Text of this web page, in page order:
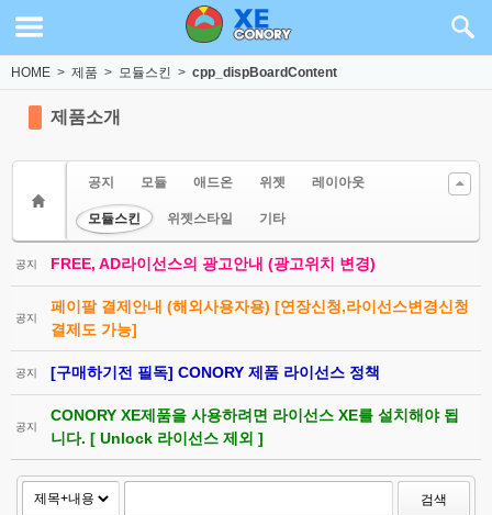
HOME > 제품 > 모듈스킨 > cpp_dispBoardContent
제품소개
공지 모듈 애드온 위젯 레이아웃
모듈스킨 위젯스타일 기타
공지 FREE, AD라이선스의 광고안내 (광고위치 변경)
공지
페이팔 결제안내 (해외사용자용) [연장신청,라이선스변경신청
결제도 가능]
공지 [구매하기전 필독] CONORY 제품 라이선스 정책
공지
CONORY XE제품을 사용하려면 라이선스 XE를 설치해야 됩
니다. [ Unlock 라이선스 제외 ]
검색